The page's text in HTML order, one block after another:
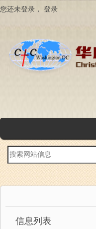
跳
您还未登录， 登录
站
内
搜
索
信息列表